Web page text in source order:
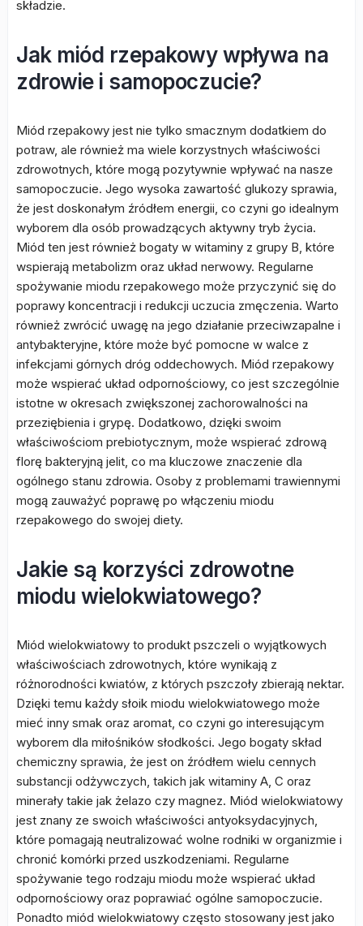
składzie.
Jak miód rzepakowy wpływa na
zdrowie i samopoczucie?
Miód rzepakowy jest nie tylko smacznym dodatkiem do
potraw, ale również ma wiele korzystnych właściwości
zdrowotnych, które mogą pozytywnie wpływać na nasze
samopoczucie. Jego wysoka zawartość glukozy sprawia,
że jest doskonałym źródłem energii, co czyni go idealnym
wyborem dla osób prowadzących aktywny tryb życia.
Miód ten jest również bogaty w witaminy z grupy B, które
wspierają metabolizm oraz układ nerwowy. Regularne
spożywanie miodu rzepakowego może przyczynić się do
poprawy koncentracji i redukcji uczucia zmęczenia. Warto
również zwrócić uwagę na jego działanie przeciwzapalne i
antybakteryjne, które może być pomocne w walce z
infekcjami górnych dróg oddechowych. Miód rzepakowy
może wspierać układ odpornościowy, co jest szczególnie
istotne w okresach zwiększonej zachorowalności na
przeziębienia i grypę. Dodatkowo, dzięki swoim
właściwościom prebiotycznym, może wspierać zdrową
florę bakteryjną jelit, co ma kluczowe znaczenie dla
ogólnego stanu zdrowia. Osoby z problemami trawiennymi
mogą zauważyć poprawę po włączeniu miodu
rzepakowego do swojej diety.
Jakie są korzyści zdrowotne
miodu wielokwiatowego?
Miód wielokwiatowy to produkt pszczeli o wyjątkowych
właściwościach zdrowotnych, które wynikają z
różnorodności kwiatów, z których pszczoły zbierają nektar.
Dzięki temu każdy słoik miodu wielokwiatowego może
mieć inny smak oraz aromat, co czyni go interesującym
wyborem dla miłośników słodkości. Jego bogaty skład
chemiczny sprawia, że jest on źródłem wielu cennych
substancji odżywczych, takich jak witaminy A, C oraz
minerały takie jak żelazo czy magnez. Miód wielokwiatowy
jest znany ze swoich właściwości antyoksydacyjnych,
które pomagają neutralizować wolne rodniki w organizmie i
chronić komórki przed uszkodzeniami. Regularne
spożywanie tego rodzaju miodu może wspierać układ
odpornościowy oraz poprawiać ogólne samopoczucie.
Ponadto miód wielokwiatowy często stosowany jest jako